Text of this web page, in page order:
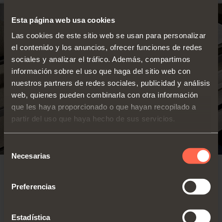
Esta página web usa cookies
Las cookies de este sitio web se usan para personalizar
el contenido y los anuncios, ofrecer funciones de redes
sociales y analizar el tráfico. Además, compartimos
información sobre el uso que haga del sitio web con
nuestros partners de redes sociales, publicidad y análisis
web, quienes pueden combinarla con otra información
que les haya proporcionado o que hayan recopilado a
partir del uso que haya hecho de sus servicios.
Selección
de Necesarias
Preferencias
Estadística
aluminio H 36 mm